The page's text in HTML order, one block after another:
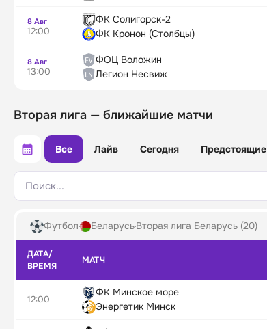
8 Авг
12:00
ФК Солигорск-2
ФК Кронон (Столбцы)
8 Авг
13:00
ФОЦ Воложин
Легион Несвиж
Вторая лига — ближайшие матчи
Все Лайв Сегодня Предстоящие
Поиск...
Футбол БеларусьВторая лига Беларусь (20)
ДАТА/
ВРЕМЯ
МАТЧ
12:00
ФК Минское море
Энергетик Минск